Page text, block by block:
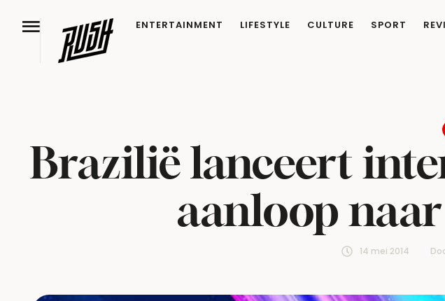
ENTERTAINMENT LIFESTYLE CULTURE SPORT
Brazilië lanceert
aanloop
14 mei 2014